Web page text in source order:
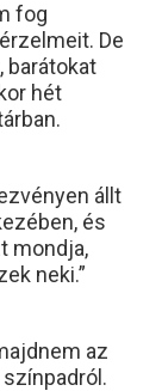
fog
De
barátokat
hét
állt
és
mondja,
neki.”
az